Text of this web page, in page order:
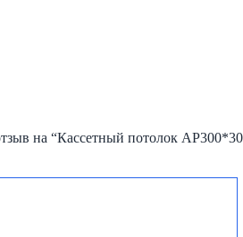
на “Кассетный потолок